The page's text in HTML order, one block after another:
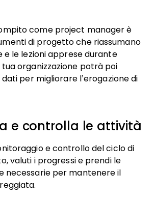
come project manager è
di progetto che riassumano
e le lezioni apprese durante
tua organizzazione potrà poi
per migliorare l’erogazione di
e controlla le attività
e controllo del ciclo di
valuti i progressi e prendi le
necessarie per mantenere il